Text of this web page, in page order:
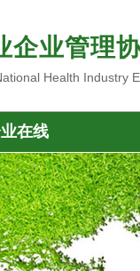
企业管理
Health Industry
在线